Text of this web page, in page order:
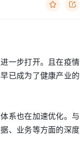
 
一步打开。且在疫情
已成为了健康产业的
系也在加速优化。与
、业务等方面的深度